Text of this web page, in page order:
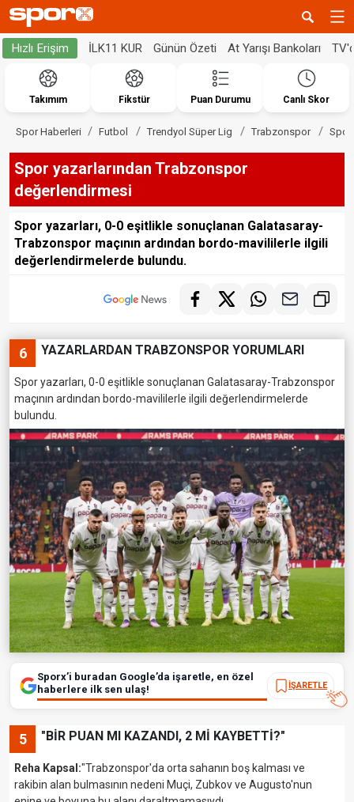
Hızlı Erişim İLK11 KUR Günün Özeti At Yarışı Bankoları
Takımım Fikstür Puan Durumu Canlı Skor
Spor Haberleri Futbol Trendyol Süper Lig Trabzonspor Spor
Spor yazarlarından Trabzonspor
değerlendirmesi
Spor yazarları, 0-0 eşitlikle sonuçlanan Galatasaray-
Trabzonspor maçının ardından bordo-mavililerle ilgili
değerlendirmelerde bulundu.
6 YAZARLARDAN TRABZONSPOR YORUMLARI
Spor yazarları, 0-0 eşitlikle sonuçlanan Galatasaray-Trabzonspor
maçının ardından bordo-mavililerle ilgili değerlendirmelerde
bulundu.
Sporx’i buradan Google’da işaretle, en özel
haberlere ilk sen ulaş!
İŞARETLE
5 "BİR PUAN MI KAZANDI, 2 Mİ KAYBETTİ?"
Reha Kapsal:"Trabzonspor'da orta sahanın boş kalması ve
rakibin alan bulmasının nedeni Muçi, Zubkov ve Augusto'nun